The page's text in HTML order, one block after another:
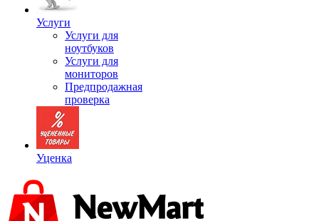
Услуги
Услуги для
ноутбуков
Услуги для
мониторов
Предпродажная
проверка
Уценка